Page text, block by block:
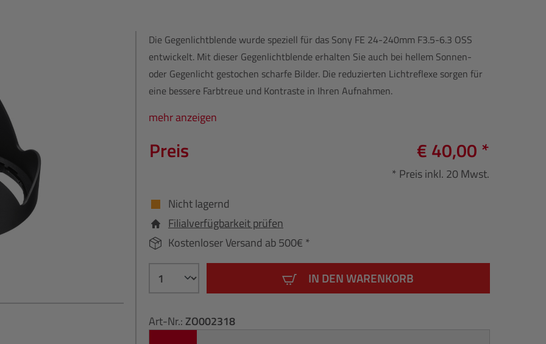
Die Gegenlichtblende wurde speziell für das Sony FE 24-240mm F3.5-6.3 OSS
entwickelt. Mit dieser Gegenlichtblende erhalten Sie auch bei hellem Sonnen-
oder Gegenlicht gestochen scharfe Bilder. Die reduzierten Lichtreflexe sorgen für
eine bessere Farbtreue und Kontraste in Ihren Aufnahmen.
mehr anzeigen
Preis € 40,00 *
* Preis inkl. 20 Mwst.
Nicht lagernd
Filialverfügbarkeit prüfen
Kostenloser Versand ab 500€ *
IN DEN WARENKORB
Art-Nr.: ZO002318